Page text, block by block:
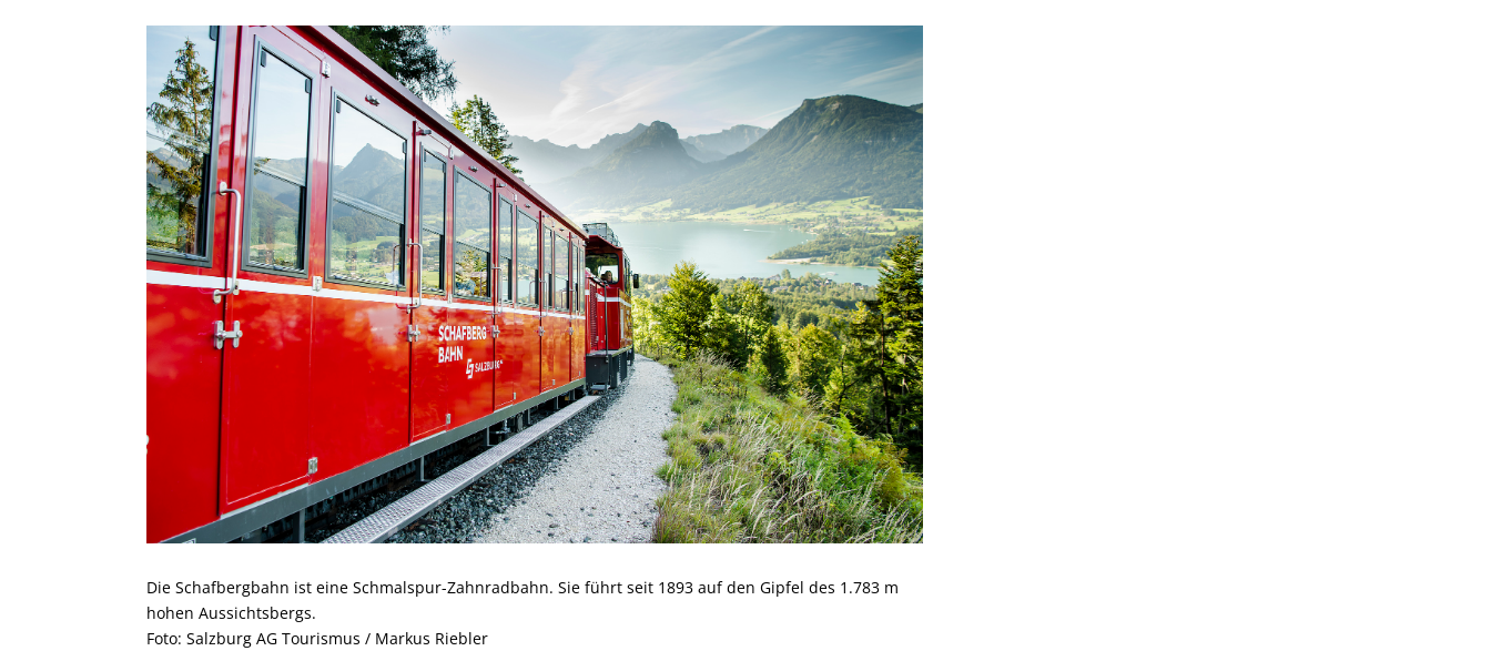
Die Schafbergbahn ist eine Schmalspur-Zahnradbahn. Sie führt seit 1893 auf den Gipfel des 1.783 m
hohen Aussichtsbergs.
Foto: Salzburg AG Tourismus / Markus Riebler